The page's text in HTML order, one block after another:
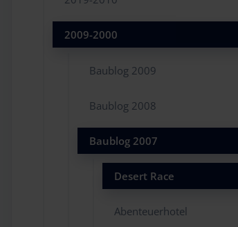
2009-2000
Baublog 2009
Baublog 2008
Baublog 2007
Desert Race
Abenteuerhotel